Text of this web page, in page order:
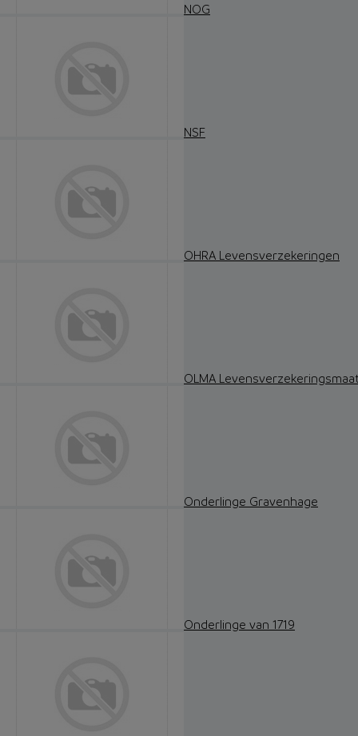
NOG
NSF
OHRA Levensverzekeringen
OLMA
Onderlinge Gravenhage
Onderlinge van 1719